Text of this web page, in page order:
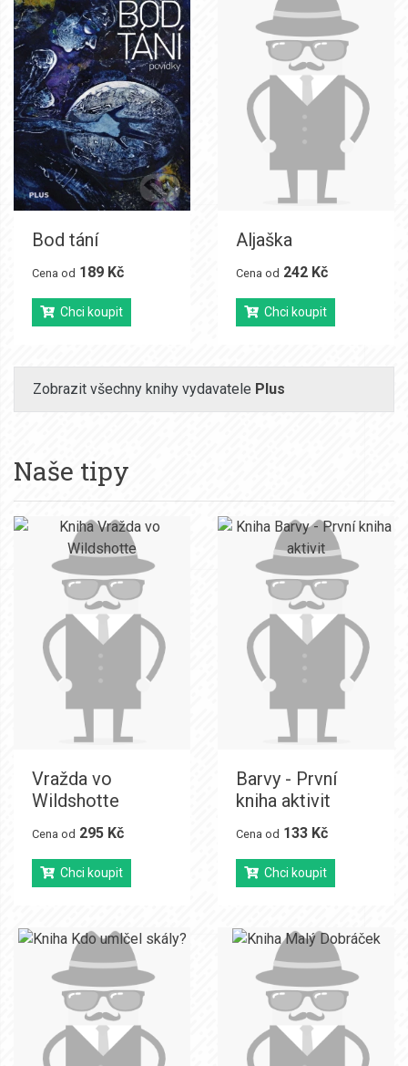
Bod tání
Cena od 189 Kč
Chci koupit
Aljaška
Cena od 242 Kč
Chci koupit
Zobrazit všechny knihy vydavatele Plus
Naše tipy
Vražda vo
Wildshotte
Cena od 295 Kč
Chci koupit
Barvy - První
kniha aktivit
Cena od 133 Kč
Chci koupit